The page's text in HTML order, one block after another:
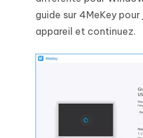
guide sur 4MeKey
appareil et continuez.